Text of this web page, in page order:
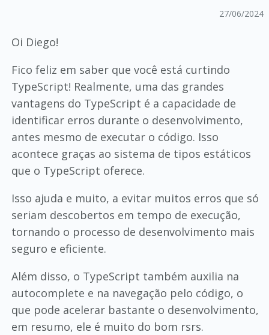
27/06/2024
Oi Diego!
Fico feliz em saber que você está curtindo
TypeScript! Realmente, uma das grandes
vantagens do TypeScript é a capacidade de
identificar erros durante o desenvolvimento,
antes mesmo de executar o código. Isso
acontece graças ao sistema de tipos estáticos
que o TypeScript oferece.
Isso ajuda e muito, a evitar muitos erros que só
seriam descobertos em tempo de execução,
tornando o processo de desenvolvimento mais
seguro e eficiente.
Além disso, o TypeScript também auxilia na
autocomplete e na navegação pelo código, o
que pode acelerar bastante o desenvolvimento,
em resumo, ele é muito do bom rsrs.